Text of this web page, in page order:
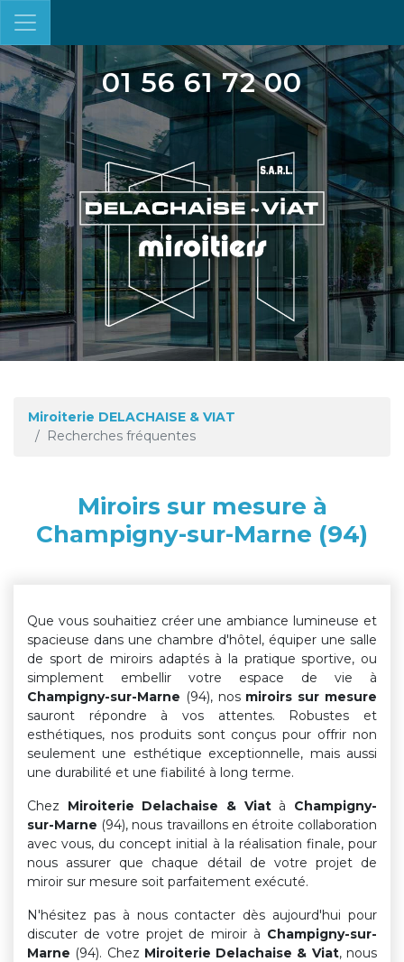
01 56 61 72 00
Miroiterie DELACHAISE & VIAT
Recherches fréquentes
Miroirs sur mesure à
Champigny-sur-Marne (94)
Que vous souhaitiez créer une ambiance lumineuse et
spacieuse dans une chambre d'hôtel, équiper une salle
de sport de miroirs adaptés à la pratique sportive, ou
simplement embellir votre espace de vie à
Champigny-sur-Marne (94), nos miroirs sur mesure
sauront répondre à vos attentes. Robustes et
esthétiques, nos produits sont conçus pour offrir non
seulement une esthétique exceptionnelle, mais aussi
une durabilité et une fiabilité à long terme.
Chez Miroiterie Delachaise & Viatà Champigny-
sur-Marne (94), nous travaillons en étroite collaboration
avec vous, du concept initial à la réalisation finale, pour
nous assurer que chaque détail de votre projet de
miroir sur mesure soit parfaitement exécuté.
N'hésitez pas à nous contacter dès aujourd'hui pour
discuter de votre projet de miroir à Champigny-sur-
Marne (94). Chez Miroiterie Delachaise & Viat, nous